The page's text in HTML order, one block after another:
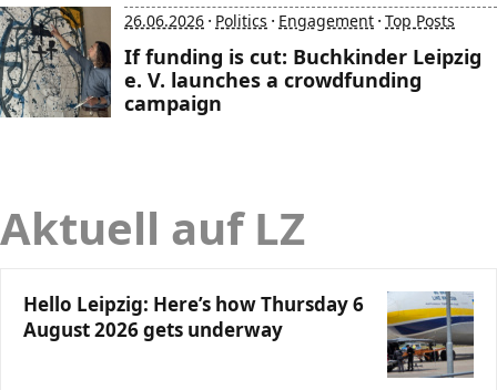
26.06.2026 · Politics · Engagement · Top Posts
If funding is cut: Buchkinder Leipzig
e. V. launches a crowdfunding
campaign
Aktuell auf LZ
Hello Leipzig: Here’s how Thursday 6
August 2026 gets underway